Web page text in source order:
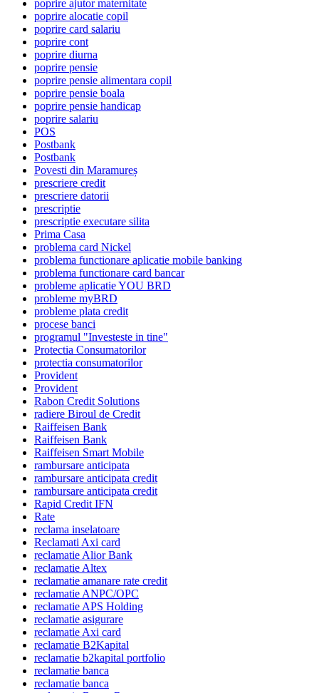
poprire ajutor maternitate
poprire alocatie copil
poprire card salariu
poprire cont
poprire diurna
poprire pensie
poprire pensie alimentara copil
poprire pensie boala
poprire pensie handicap
poprire salariu
POS
Postbank
Postbank
Povesti din Maramureș
prescriere credit
prescriere datorii
prescriptie
prescriptie executare silita
Prima Casa
problema card Nickel
problema functionare aplicatie mobile banking
problema functionare card bancar
probleme aplicatie YOU BRD
probleme myBRD
probleme plata credit
procese banci
programul "Investeste in tine"
Protectia Consumatorilor
protectia consumatorilor
Provident
Provident
Rabon Credit Solutions
radiere Biroul de Credit
Raiffeisen Bank
Raiffeisen Bank
Raiffeisen Smart Mobile
rambursare anticipata
rambursare anticipata credit
rambursare anticipata credit
Rapid Credit IFN
Rate
reclama inselatoare
Reclamati Axi card
reclamatie Alior Bank
reclamatie Altex
reclamatie amanare rate credit
reclamatie ANPC/OPC
reclamatie APS Holding
reclamatie asigurare
reclamatie Axi card
reclamatie B2Kapital
reclamatie b2kapital portfolio
reclamatie banca
reclamatie banca